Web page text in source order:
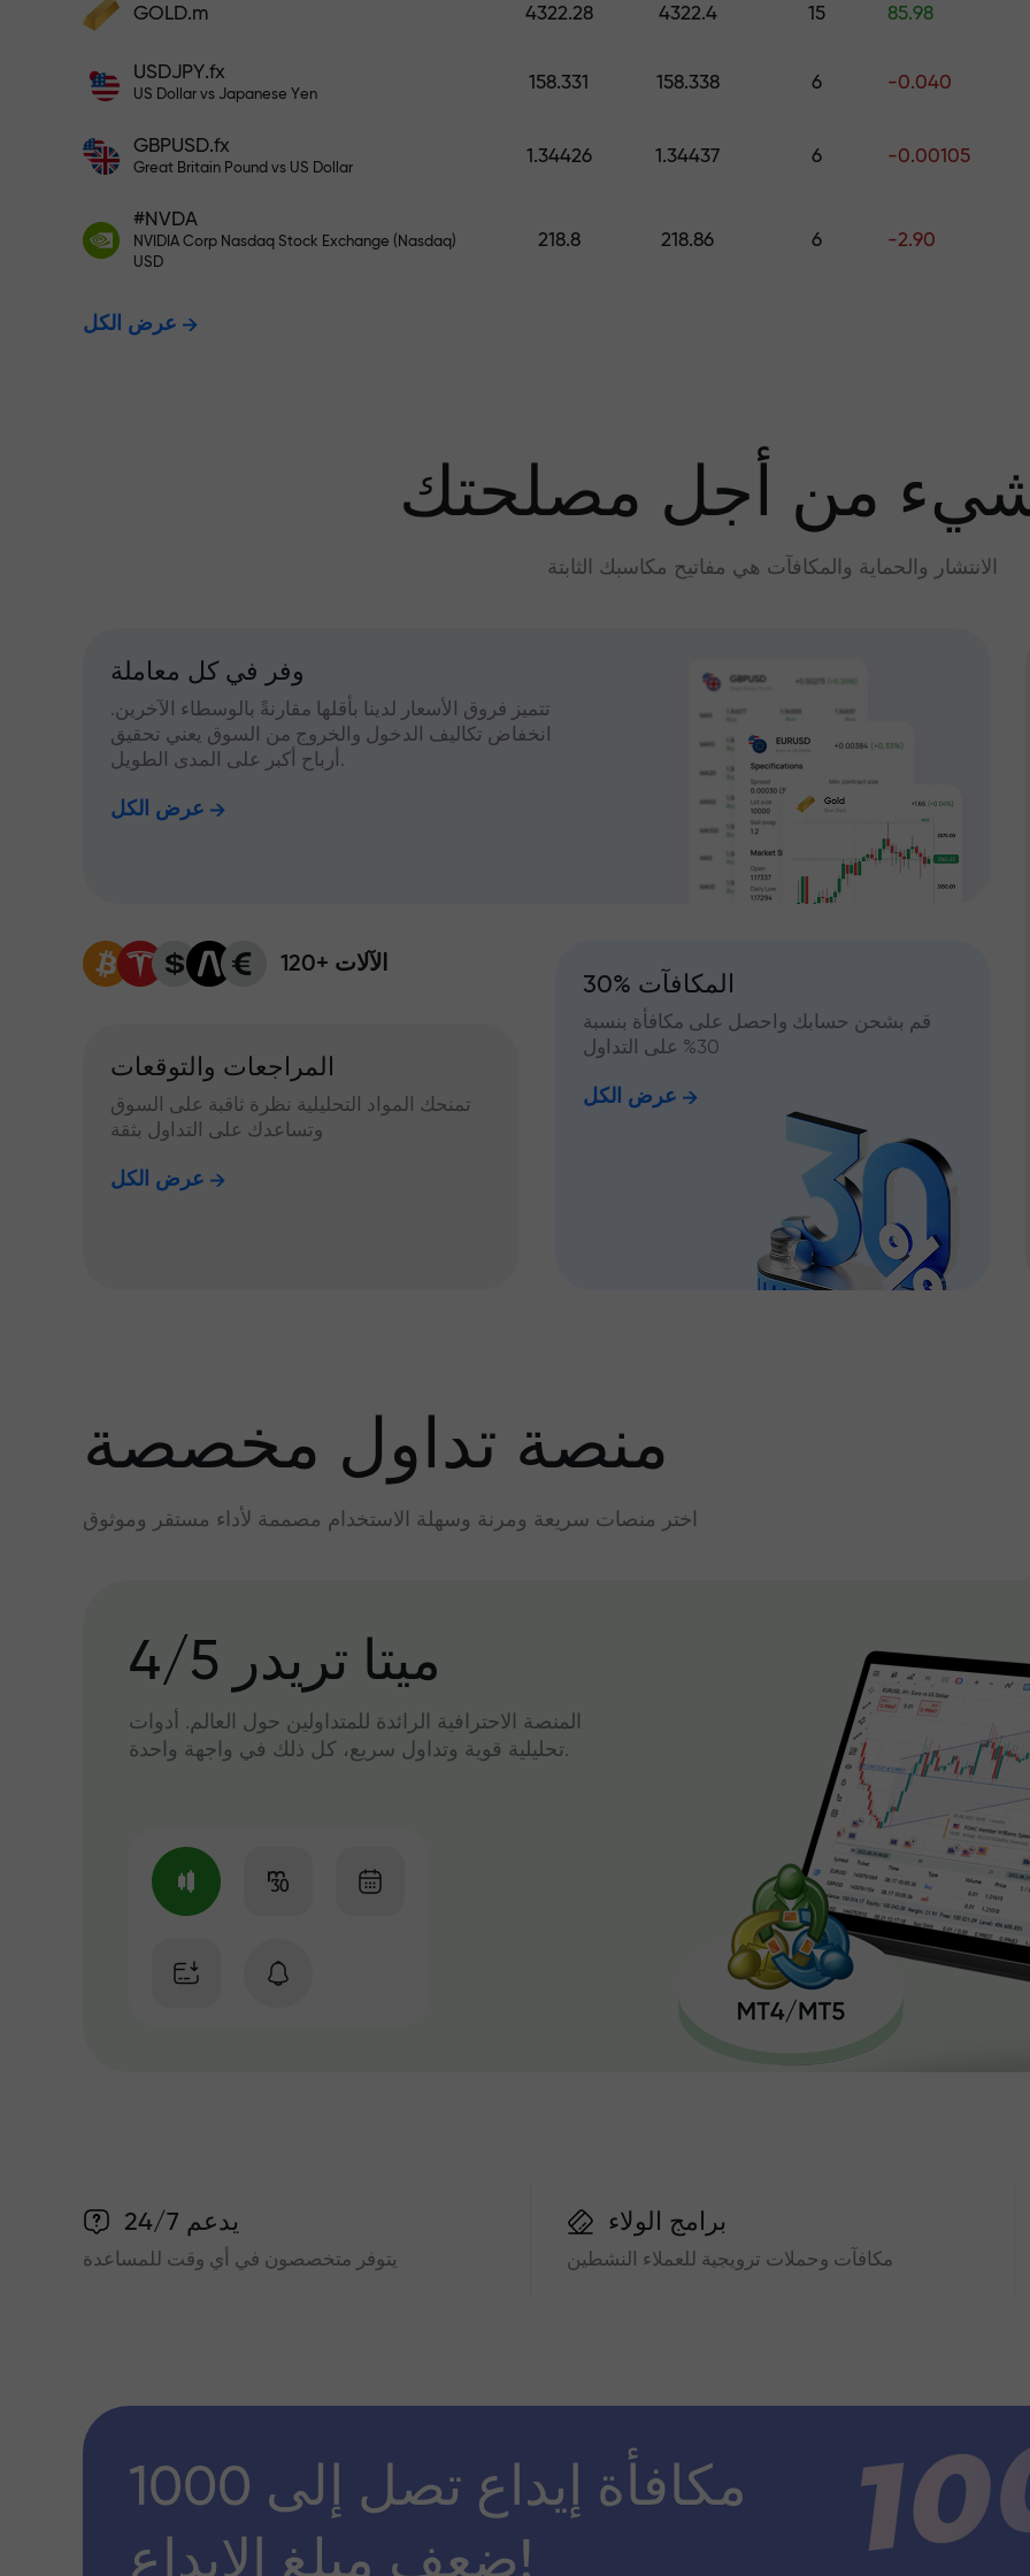
إيداعك بألف مرة. هذا ليس خطأً مطبعياً. كلما
قم بإيداع المبلغ في حسابك باستخدام $333 — اختر هدية تصل قيمتها إلى $1,500
نحن نضمن أرباحك
مكافأة تصل إلى 1000 ضعف - أكبر
GOLD.m 4322.28 4322.4 15 85.98
USDJPY.fx
US Dollar vs Japanese Yen
158.331 158.338 6 -0.040
GBPUSD.fx
Great Britain Pound vs US Dollar
1.34426 1.34437 6 -0.00105
#NVDA
NVIDIA Corp Nasdaq Stock Exchange (Nasdaq)
USD
218.8 218.86 6 -2.90
عرض الكل
من أجل مصلحتك
الانتشار والحماية والمكافآت هي مفاتيح مكاسبك الثابتة
وفر في كل معاملة
تتميز فروق الأسعار لدينا بأقلها مقارنةً بالوسطاء الآخرين.
انخفاض تكاليف الدخول والخروج من السوق يعني تحقيق
أرباح أكبر على المدى الطويل.
عرض الكل
120+ الآلات
المراجعات والتوقعات
تمنحك المواد التحليلية نظرة ثاقبة على السوق
وتساعدك على التداول بثقة
عرض الكل
30% المكافآت
قم بشحن حسابك واحصل على مكافأة بنسبة
30% على التداول
عرض الكل
منصة تداول مخصصة
اختر منصات سريعة ومرنة وسهلة الاستخدام مصممة لأداء مستقر وموثوق
میتا تریدر 4/5
المنصة الاحترافية الرائدة للمتداولين حول العالم. أدوات
تحليلية قوية وتداول سريع، كل ذلك في واجهة واحدة.
يدعم 24/7
يتوفر متخصصون في أي وقت للمساعدة
برامج الولاء
مكافآت وحملات ترويجية للعملاء النشطين
مكافأة إيداع تصل إلى 1000
ضعف مبلغ الإيداع!